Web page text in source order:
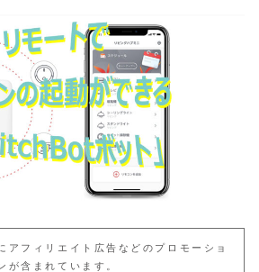
アフィリエイト広告などのプロモーショ
が含まれています。